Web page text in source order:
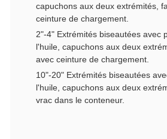
capuchons aux deux extrémités,
ceinture de chargement.
2"-4" Extrémités biseautées avec
l'huile, capuchons aux deux
avec ceinture de chargement.
10"-20" Extrémités biseautées
l'huile, capuchons aux deux
vrac dans le conteneur.